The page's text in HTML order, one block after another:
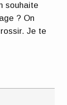
souhaite
? On
Je te